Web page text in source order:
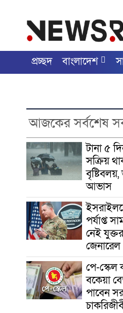
প্রচ্ছদ বাংলাদেশ
আজকের সর্বশেষ
টানা ৫
সক্রিয়
বৃষ্টিবলয়,
আভাস
পর্যাপ্ত
নেই
জেনারেল
পে-স্কেল
বকেয়া
পাবেন